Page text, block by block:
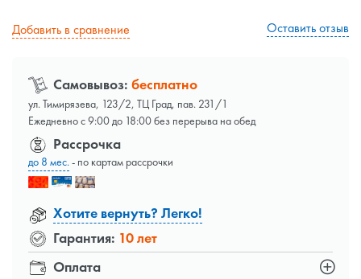
Добавить в сравнение Оставить отзыв
Самовывоз: бесплатно
ул. Тимирязева, 123/2, ТЦ Град, пав. 231/1
Ежедневно с 9:00 до 18:00 без перерыва на обед
Оплата
Рассрочка
до 8 мес.- по картам рассрочки
Хотите вернуть? Легко!
Гарантия: 10 лет